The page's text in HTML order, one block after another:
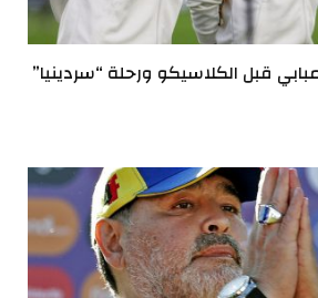
قبل الكلاسيكو ورحلة “سردينيا”